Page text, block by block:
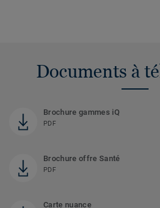
Documents à
Brochure gammes iQ
PDF
Brochure offre Santé
PDF
Carte nuance